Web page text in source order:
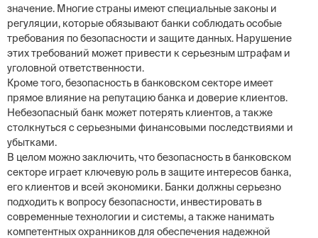
значение. Многие страны имеют специальные законы и
регуляции, которые обязывают банки соблюдать особые
требования по безопасности и защите данных. Нарушение
этих требований может привести к серьезным штрафам и
уголовной ответственности.
Кроме того, безопасность в банковском секторе имеет
прямое влияние на репутацию банка и доверие клиентов.
Небезопасный банк может потерять клиентов, а также
столкнуться с серьезными финансовыми последствиями и
убытками.
В целом можно заключить, что безопасность в банковском
секторе играет ключевую роль в защите интересов банка,
его клиентов и всей экономики. Банки должны серьезно
подходить к вопросу безопасности, инвестировать в
современные технологии и системы, а также нанимать
компетентных охранников для обеспечения надежной